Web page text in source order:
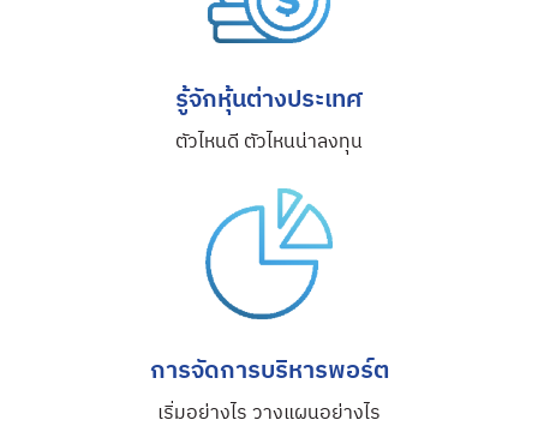
รู้จักหุ้นต่างประเทศ
ตัวไหนดี ตัวไหนน่าลงทุน
การจัดการบริหารพอร์ต
เริ่มอย่างไร วางแผนอย่างไร